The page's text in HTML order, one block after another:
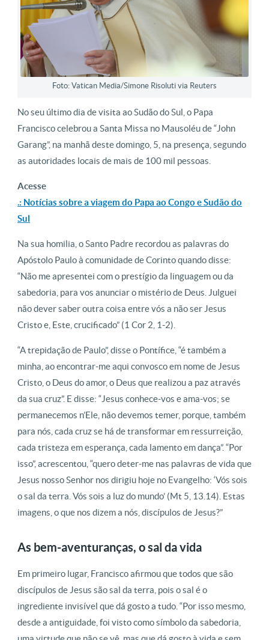
Foto: Vatican Media/Simone Risoluti via Reuters
No seu último dia de visita ao Sudão do Sul, o Papa
Francisco celebrou a Santa Missa no Mausoléu de “John
Garang”, na manhã deste domingo, 5, na presença, segundo
as autoridades locais de mais de 100 mil pessoas.
Acesse
.: Notícias sobre a viagem do Papa ao Congo e Sudão do
Sul
Na sua homilia, o Santo Padre recordou as palavras do
Apóstolo Paulo à comunidade de Corinto quando disse:
“Não me apresentei com o prestígio da linguagem ou da
sabedoria, para vos anunciar o mistério de Deus. Julguei
não dever saber outra coisa entre vós a não ser Jesus
Cristo e, Este, crucificado” (1 Cor 2, 1-2).
“A trepidação de Paulo”, disse o Pontífice, “é também a
minha, ao encontrar-me aqui convosco em nome de Jesus
Cristo, o Deus do amor, o Deus que realizou a paz através
da sua cruz”. E disse: “Jesus conhece-vos e ama-vos; se
permanecemos n’Ele, não devemos temer, porque, também
para nós, cada cruz se há de transformar em ressurreição,
cada tristeza em esperança, cada lamento em dança”. “Por
isso”, acrescentou, “quero deter-me nas palavras de vida que
Jesus nosso Senhor nos dirigiu hoje no Evangelho: ‘Vós sois
o sal da terra. Vós sois a luz do mundo’ (Mt 5, 13.14). Estas
imagens, o que nos dizem a nós, discípulos de Jesus?”
As bem-aventuranças, o sal da vida
Em primeiro lugar, Francisco afirmou que todos que são
discípulos de Jesus são sal da terra, pois o sal é o
ingrediente invisível que dá gosto a tudo. “Por isso mesmo,
desde a antiguidade, foi visto como símbolo da sabedoria,